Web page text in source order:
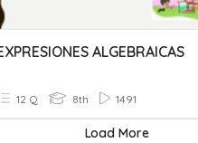
ALGEBRAICAS
12 Q 8th 1491
Load More